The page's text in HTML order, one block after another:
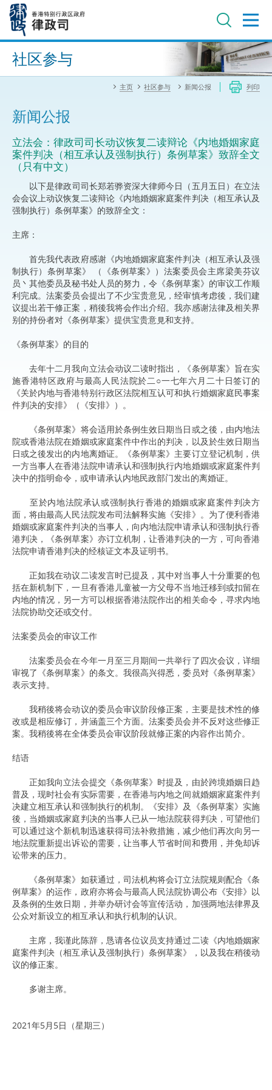
内
进阶搜寻
社区参与
主页 社区参与 新闻公报 列印
新闻公报
立法会：律政司司长动议恢复二读辩论《内地婚姻家庭
案件判决（相互承认及强制执行）条例草案》致辞全文
（只有中文）
​以下是律政司司长郑若骅资深大律师今日（五月五日）在立法
会会议上动议恢复二读辩论《内地婚姻家庭案件判决（相互承认及
强制执行）条例草案》的致辞全文：
主席：
首先我代表政府感谢《内地婚姻家庭案件判决（相互承认及强
制执行）条例草案》 （《条例草案》）法案委员会主席梁美芬议
员丶其他委员及秘书处人员的努力，令《条例草案》的审议工作顺
利完成。法案委员会提出了不少宝贵意见，经审慎考虑後，我们建
议提出若干修正案，稍後我将会作出介绍。我亦感谢法律及相关界
别的持份者对《条例草案》提供宝贵意見和支持。
《条例草案》的目的
去年十二月我向立法会动议二读时指出，《条例草案》旨在实
施香港特区政府与最高人民法院於二○一七年六月二十日签订的
《关於内地与香港特别行政区法院相互认可和执行婚姻家庭民事案
件判决的安排》（《安排》）。
《条例草案》将会适用於条例生效日期当日或之後，由内地法
院或香港法院在婚姻或家庭案件中作出的判决，以及於生效日期当
日或之後发出的内地离婚证。《条例草案》主要订立登记机制，供
一方当事人在香港法院申请承认和强制执行内地婚姻或家庭案件判
决中的指明命令，或申请承认内地民政部门发出的离婚证。
至於内地法院承认或强制执行香港的婚姻或家庭案件判决方
面，将由最高人民法院发布司法解释实施《安排》。为了便利香港
婚姻或家庭案件判决的当事人，向内地法院申请承认和强制执行香
港判决，《条例草案》亦订立机制，让香港判决的一方，可向香港
法院申请香港判决的经核证文本及证明书。
正如我在动议二读发言时已提及，其中对当事人十分重要的包
括在新机制下，一旦有香港儿童被一方父母不当地迁移到或扣留在
内地的情况，另一方可以根据香港法院作出的相关命令，寻求内地
法院协助交还或交付。
法案委员会的审议工作
法案委员会在今年一月至三月期间一共举行了四次会议，详细
审视了《条例草案》的条文。我很高兴得悉，委员对《条例草案》
表示支持。
我稍後将会动议的委员会审议阶段修正案，主要是技术性的修
改或是相应修订，并涵盖三个方面。法案委员会并不反对这些修正
案。我稍後将在全体委员会审议阶段就修正案的内容作出简介。
结语
正如我向立法会提交《条例草案》时提及，由於跨境婚姻日趋
普及，现时社会有实际需要，在香港与内地之间就婚姻家庭案件判
决建立相互承认和强制执行的机制。《安排》及《条例草案》实施
後，当婚姻或家庭判决的当事人已从一地法院获得判决，可望他们
可以通过这个新机制迅速获得司法补救措施，减少他们再次向另一
地法院重新提出诉讼的需要，让当事人节省时间和费用，并免却诉
讼带来的压力。
《条例草案》如获通过，司法机构将会订立法院规则配合《条
例草案》的运作，政府亦将会与最高人民法院协调公布《安排》以
及条例的生效日期，并举办研讨会等宣传活动，加强两地法律界及
公众对新设立的相互承认和执行机制的认识。
主席，我谨此陈辞，恳请各位议员支持通过二读《内地婚姻家
庭案件判决（相互承认及强制执行）条例草案》，以及我在稍後动
议的修正案。
多谢主席。
2021年5月5日（星期三）